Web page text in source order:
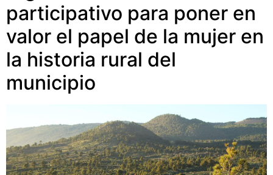
participativo para poner en
valor el papel de la mujer en
la historia rural del
municipio